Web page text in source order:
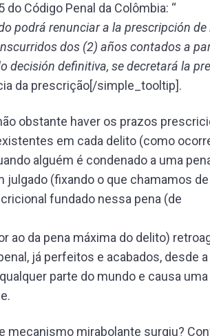
do Código Penal da Colômbia: “
podrá renunciar a la prescripción
dos (2) años contados a
decisión definitiva, se decretará la
da prescrição[/simple_tooltip].
obstante haver os prazos
em cada delito (como
alguém é condenado a uma
julgado (fixando o que chamamos de
fundado nessa pena (de
ao da pena máxima do delito)
já perfeitos e acabados, desde
parte do mundo e causa
mecanismo mirabolante surgiu?